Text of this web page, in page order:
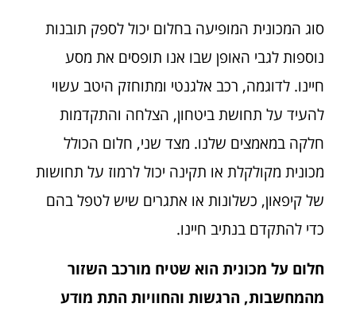
סוג המכונית המופיעה בחלום יכול לספק תובנות
נוספות לגבי האופן שבו אנו תופסים את מסע
חיינו. לדוגמה, רכב אלגנטי ומתוחזק היטב עשוי
להעיד על תחושת ביטחון, הצלחה והתקדמות
חלקה במאמצים שלנו. מצד שני, חלום הכולל
מכונית מקולקלת או תקינה יכול לרמוז על תחושות
של קיפאון, כשלונות או אתגרים שיש לטפל בהם
כדי להתקדם בנתיב חיינו.
חלום על מכונית הוא שטיח מורכב השזור
מהמחשבות, הרגשות והחוויות התת מודע